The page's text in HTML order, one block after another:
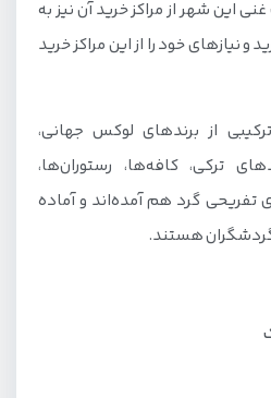
این شهر از مراکز خرید آن نیز به
نیازهای خود را از این مراکز خرید
ترکیبی از برندهای لوکس جهانی،
ترکی، کافه‌ها، رستوران‌ها،
گرد هم آمده‌اند و آماده
هستند.